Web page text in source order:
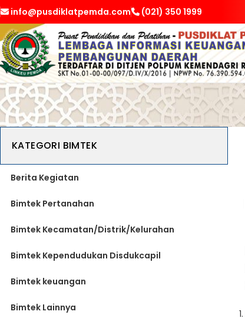
info@pusdiklatpemda.com (021) 350 1999
KATEGORI BIMTEK
Berita Kegiatan
Bimtek Pertanahan
Bimtek Kecamatan/Distrik/Kelurahan
Bimtek Kependudukan Disdukcapil
Bimtek keuangan
Bimtek Lainnya